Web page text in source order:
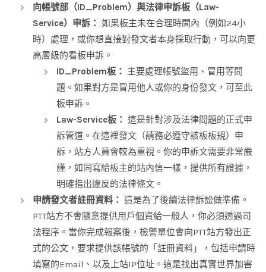
向帳號部（ID_Problem）與法律申訴板（Law-
Service）申訴： 如果板主未在合理時間內（例如24小
時）處理，或你想直接對發文者本身採取行動，可以向更
高層級的看板申訴。
ID_Problem板： 主要處理帳號盜用、冒用等問
題。如果對方是冒用他人或你的身份發文，可至此
板申訴。
Law-Service板： 這是針對涉及法律問題的正式申
訴管道。在這裡發文（請務必遵守該板板規）申
訴，站方人員會較為重視。你的申訴文需要非常嚴
謹，如同寫給板主的站內信一樣，提供所有證據，
明確指出違反的法律條文。
申請發文者註冊資料： 這是為了後續法律訴訟做準備。
PTT站方不會隨意提供用戶個資給一般人，你必須透過司
法程序。當你完成報案後，檢警單位會向PTT站方發出正
式的公文，要求提供該帳號的「註冊資料」，包括申請時
填寫的Email、以及上站IP位址。這是找出真實世界加害